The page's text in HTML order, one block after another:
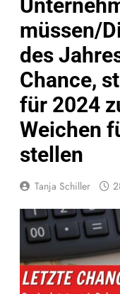
müssen/
des
Chance,
für 2024
Weichen
stellen
Tanja Schiller